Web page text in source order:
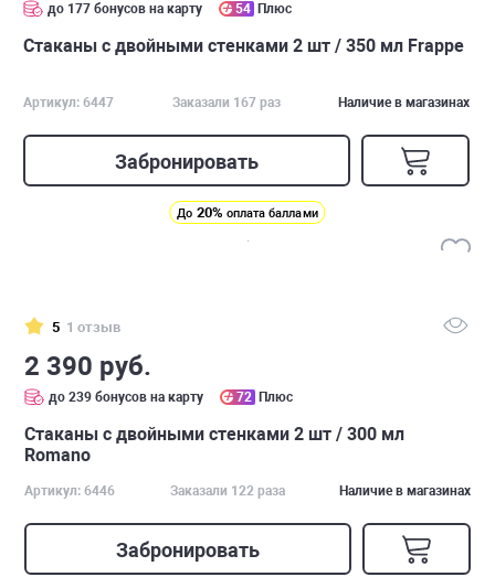
до 177 бонусов на карту 54 Плюс
Стаканы с двойными стенками 2 шт / 350 мл Frappe
Артикул: 6447 Заказали 167 раз Наличие в магазинах
Забронировать
До 20% оплата баллами
5 1 отзыв
2 390 руб.
до 239 бонусов на карту 72 Плюс
Стаканы с двойными стенками 2 шт / 300 мл
Romano
Артикул: 6446 Заказали 122 раза Наличие в магазинах
Забронировать